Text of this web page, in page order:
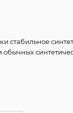
стабильное
обычных
адгезией